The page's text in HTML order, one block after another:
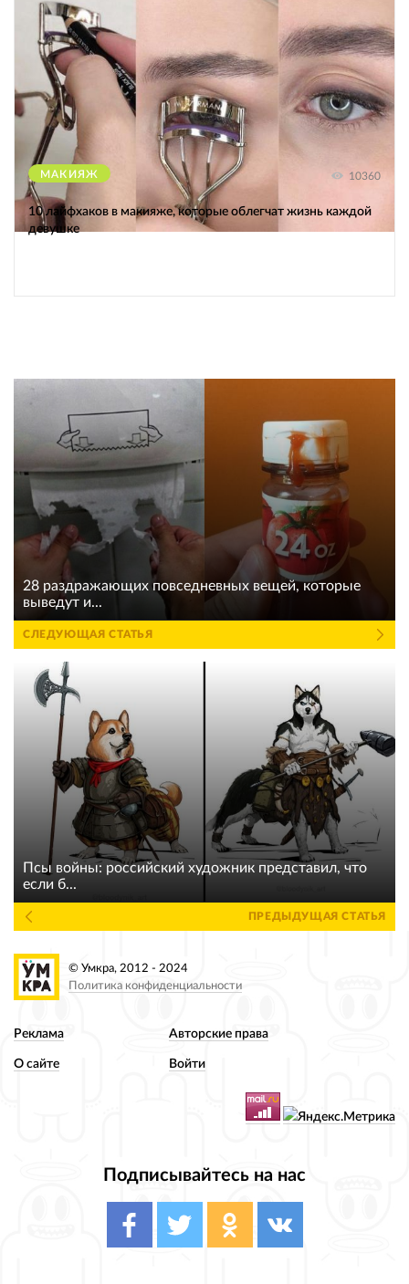
МАКИЯЖ 10360
10 лайфхаков в макияже, которые облегчат жизнь каждой
девушке
28 раздражающих повседневных вещей, которые
выведут и...
СЛЕДУЮЩАЯ СТАТЬЯ
Псы войны: российский художник представил, что
если б...
ПРЕДЫДУЩАЯ СТАТЬЯ
Реклама Авторские права
О сайте Войти
Подписывайтесь на нас
© Умкра, 2012 - 2024
Политика конфиденциальности